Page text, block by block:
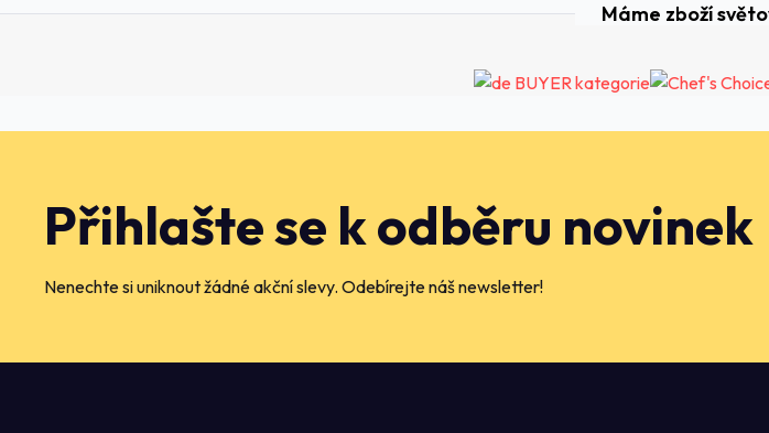
Přihlašte se k odběru novinek
Nenechte si uniknout žádné akční slevy. Odebírejte náš newsletter!
Máme zboží